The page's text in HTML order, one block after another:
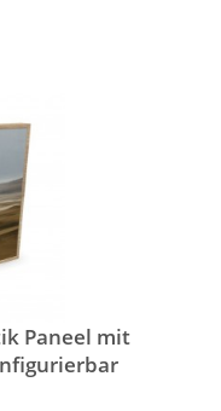
Paneel mit